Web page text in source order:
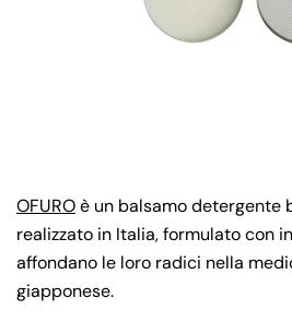
OFUROè un balsamo detergente
realizzato in Italia, formulato con
affondano le loro radici nella
giapponese.